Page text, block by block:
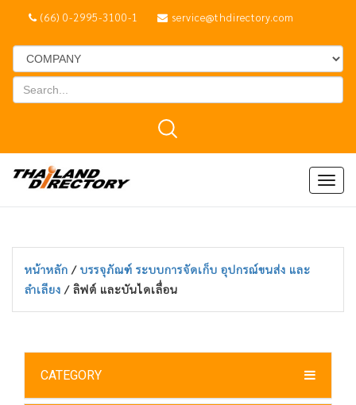
(66) 0-2995-3100-1 service@thdirectory.com
หน้าหลัก / บรรจุภัณฑ์ ระบบการจัดเก็บ อุปกรณ์ขนส่ง และ
ลำเลียง / ลิฟต์ และบันไดเลื่อน
CATEGORY